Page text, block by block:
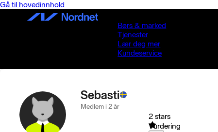
Gå til hovedinnhold
Børs & marked
Tjenester
Lær deg mer
Kundeservice
Sebasti
Medlem i 2 år
2 stars
Vurdering